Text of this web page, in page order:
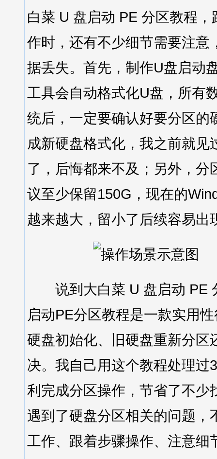
白菜 U 盘启动 PE 分区教程
作时，还有不少细节需要注意
据丢失。首先，制作U盘启动
工具会自动格式化U盘，所有
统后，一定要确认好要分区的
成新硬盘格式化，我之前就
了，后悔都来不及；另外，
议至少保留150G，现在的
越来越大，留小了后续容易出
说到大白菜 U 盘启动 PE
启动PE分区教程是一款实用
硬盘初始化、旧硬盘重新分区
决。我自己用这个教程处理
利完成分区操作，节省了不少
遇到了硬盘分区相关的问题
工作、跟着步骤操作、注意细